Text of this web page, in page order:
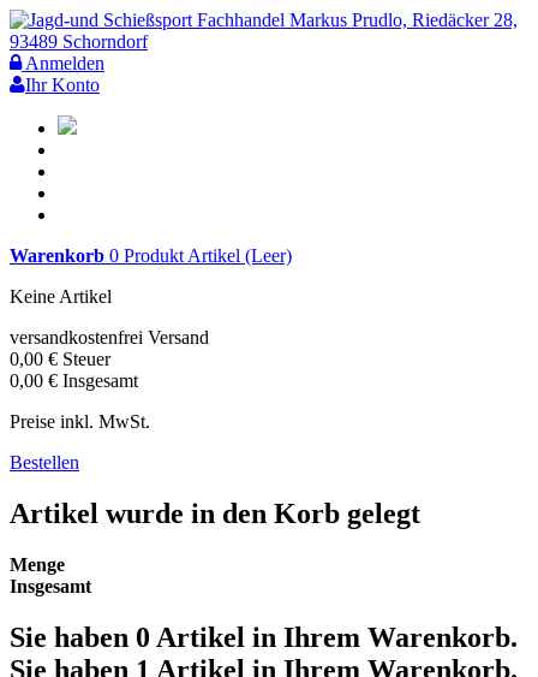
Anmelden
Ihr Konto
Warenkorb 0 Produkt Artikel (Leer)
Keine Artikel
versandkostenfrei Versand
0,00 € Steuer
0,00 € Insgesamt
Preise inkl. MwSt.
Bestellen
Artikel wurde in den Korb gelegt
Menge
Insgesamt
Sie haben 0 Artikel in Ihrem Warenkorb.
Sie haben 1 Artikel in Ihrem Warenkorb.